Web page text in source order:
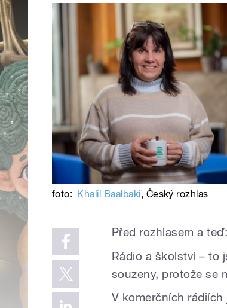
foto: Khalil Baalbaki, Český rozhlas
Před rozhlasem a teď:
Rádio a školství – to
souzeny, protože se
V komerčních